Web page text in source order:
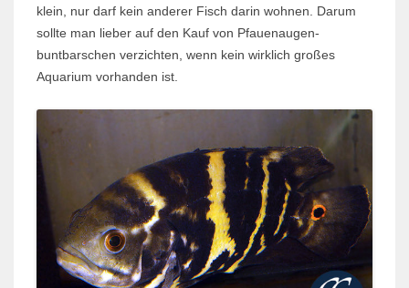
klein, nur darf kein anderer Fisch darin wohnen. Darum
sollte man lieber auf den Kauf von Pfauen­­augen­
buntbarschen verzichten, wenn kein wirklich großes
Aquarium vorhanden ist.